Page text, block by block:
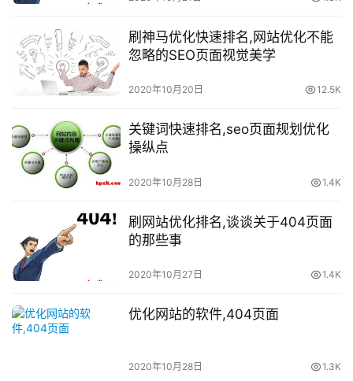
刷神马优化快速排名,网站优化不能
忽略的SEO页面视觉美学
2020年10月20日 12.5K
关键词快速排名,seo页面规划优化
操纵点
2020年10月28日 1.4K
刷网站优化排名,谈谈关于404页面
的那些事
2020年10月27日 1.4K
优化网站的软件,404页面
2020年10月28日 1.3K